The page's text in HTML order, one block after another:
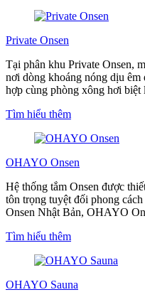
Private Onsen
Tại phân khu Private Onsen,
nơi dòng khoáng nóng dịu
hợp cùng phòng xông hơi biệt
Tìm hiểu thêm
OHAYO Onsen
Hệ thống tắm Onsen được
tôn trọng tuyệt đối phong
Onsen Nhật Bản, OHAYO
Tìm hiểu thêm
OHAYO Sauna